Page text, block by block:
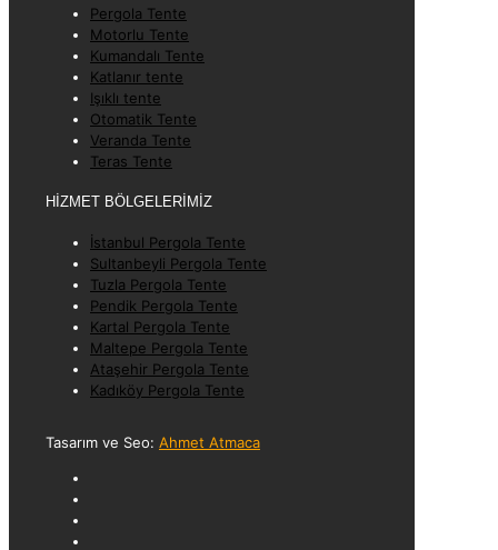
Pergola Tente
Motorlu Tente
Kumandalı Tente
Katlanır tente
Işıklı tente
Otomatik Tente
Veranda Tente
Teras Tente
HİZMET BÖLGELERİMİZ
İstanbul Pergola Tente
Sultanbeyli Pergola Tente
Tuzla Pergola Tente
Pendik Pergola Tente
Kartal Pergola Tente
Maltepe Pergola Tente
Ataşehir Pergola Tente
Kadıköy Pergola Tente
Tasarım ve Seo: Ahmet Atmaca